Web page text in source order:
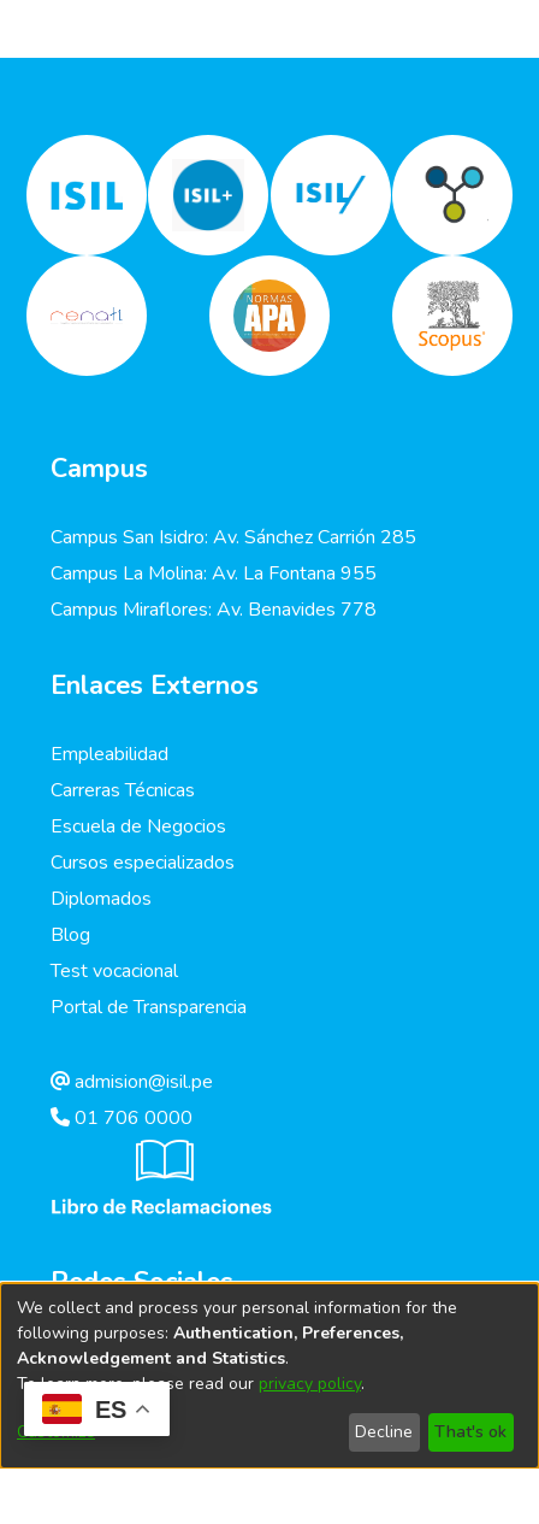
ES
Campus
Campus San Isidro: Av. Sánchez Carrión 285
Campus La Molina: Av. La Fontana 955
Campus Miraflores: Av. Benavides 778
Enlaces Externos
Empleabilidad
Carreras Técnicas
Escuela de Negocios
Cursos especializados
Diplomados
Blog
Test vocacional
Portal de Transparencia
admision@isil.pe
01 706 0000
Redes Sociales
We collect and process your personal information for the
following purposes: Authentication, Preferences,
Acknowledgement and Statistics.
To learn more, please read our privacy policy.
Customize Decline That's ok